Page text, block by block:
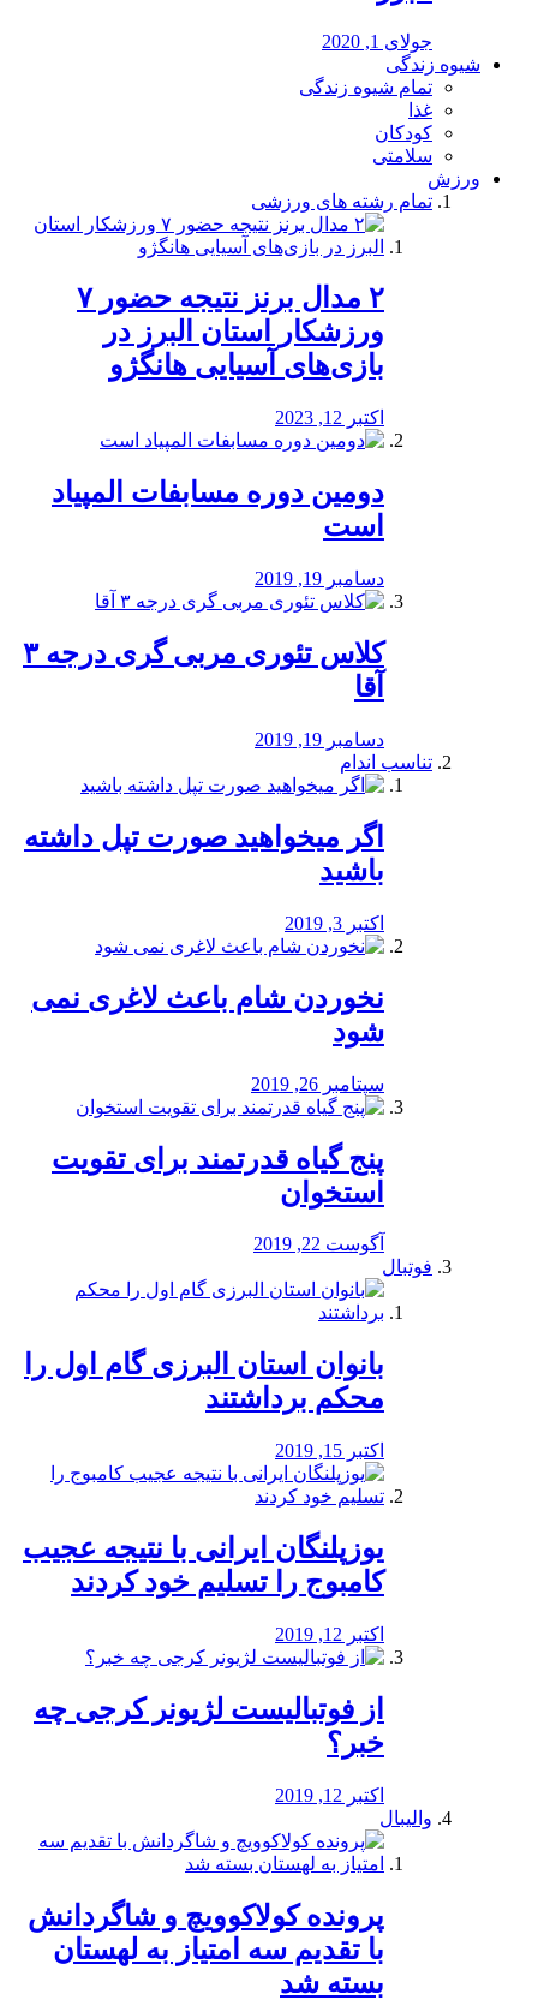
جولای 1, 2020
شیوه زندگی
تمام شیوه زندگی
غذا
کودکان
سلامتی
ورزش
تمام رشته های ورزشی
۲ مدال برنز نتیجه حضور ۷
ورزشکار استان البرز در
بازی‌های آسیایی هانگژو
اکتبر 12, 2023
دومین دوره مسابفات المپیاد
است
دسامبر 19, 2019
کلاس تئوری مربی گری درجه ۳
آقا
دسامبر 19, 2019
تناسب اندام
اگر میخواهید صورت تپل داشته
باشید
اکتبر 3, 2019
نخوردن شام باعث لاغری نمی
‌شود
سپتامبر 26, 2019
پنج گیاه قدرتمند برای تقویت
استخوان
آگوست 22, 2019
فوتبال
بانوان استان البرزی گام اول را
محكم برداشتند
اکتبر 15, 2019
یوزپلنگان ایرانی با نتیجه عجیب
کامبوج را تسلیم خود کردند
اکتبر 12, 2019
از فوتبالیست لژیونر کرجی چه
خبر؟
اکتبر 12, 2019
والیبال
پرونده کولاکوویچ و شاگردانش
با تقدیم سه امتیاز به لهستان
بسته شد